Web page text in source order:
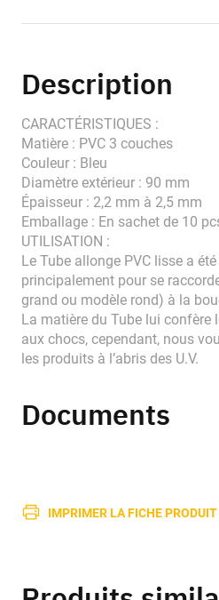
Description
CARACTÉRISTIQUES :
Matière : PVC 3 couches
Couleur : Bleu
Diamètre extérieur : 90 mm
Épaisseur : 2,2 mm à 2,5 mm
Emballage : En sachet de 10
UTILISATION :
Le Tube allonge PVC lisse a
principalement pour se
grand ou modèle rond) à la
La matière du Tube lui confère
aux chocs, cependant, nous
les produits à l’abris des U.V.
Documents
IMPRIMER LA FICHE PRODUIT